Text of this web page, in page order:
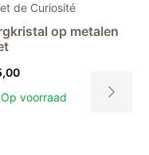
de Curiosité
op metalen
Op voorraad